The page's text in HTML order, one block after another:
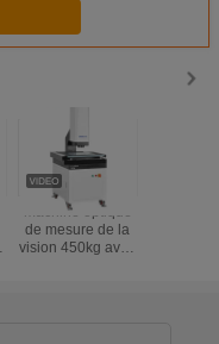
machine optique
de mesure de la
vision 450kg avec